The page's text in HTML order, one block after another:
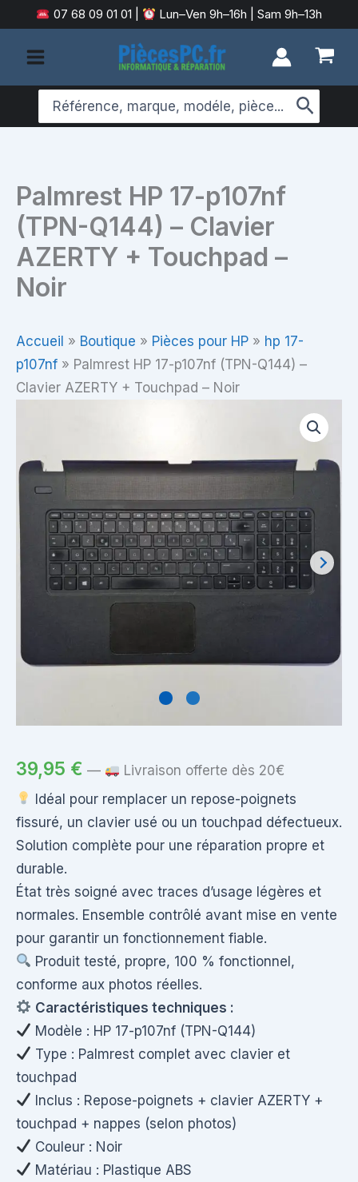
au
contenu
07 68 09 01 01 Lun–Ven 9h–16h | Sam 9h–13h
Search
for:
Palmrest HP 17-p107nf
(TPN-Q144) – Clavier
AZERTY + Touchpad –
Noir
Accueil » Boutique » Pièces pour HP » hp 17-
p107nf » Palmrest HP 17-p107nf (TPN-Q144) –
Clavier AZERTY + Touchpad – Noir
39,95 € —
Livraison offerte dès 20€
Idéal pour remplacer un repose-poignets
fissuré, un clavier usé ou un touchpad défectueux.
Solution complète pour une réparation propre et
durable.
État très soigné avec traces d’usage légères et
normales. Ensemble contrôlé avant mise en vente
pour garantir un fonctionnement fiable.
Produit testé, propre, 100 % fonctionnel,
conforme aux photos réelles.
Caractéristiques techniques :
Modèle : HP 17-p107nf (TPN-Q144)
Type : Palmrest complet avec clavier et
touchpad
Inclus : Repose-poignets + clavier AZERTY +
touchpad + nappes (selon photos)
Couleur : Noir
Matériau : Plastique ABS